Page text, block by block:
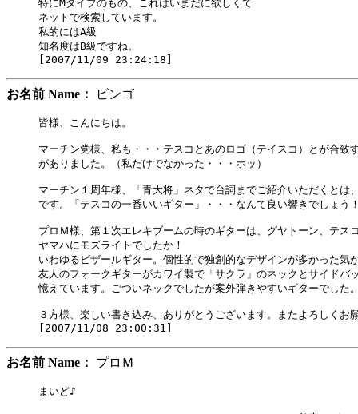
特にMタイプのもの、これはいまだに欲しくて
ネットで検索しています。
私的にはA級
知名度はB級ですね。
お名前 Name： ビンゴ
皆様、こんにちは。
マーチン党様、私も・・・テスコとあのロゴ（テイスコ）とが合致
がありました。（私だけでなかった・・・ホッ）
マーチン１周年様、「青大将」ネタで台詞までご紹介いただくとは
です。「テスコの一番いいギター」・・・なんて良い響きでしょう
プロＭ様、第１次エレキブームの時のギターは、グヤトーン、テス
ヤマハにモズライトでしたか！
いわゆるビザールギター。個性的で独創的なデザインが多かった気
友人のフォークギターがカワイ製で「サクラ」のネックとサイドバ
憶えています。ごついネックでしたが案外弾きやすいギターでした
３方様、楽しい書き込み、ありがとうございます。またよろしくお
お名前 Name： プロＭ
まいど♪